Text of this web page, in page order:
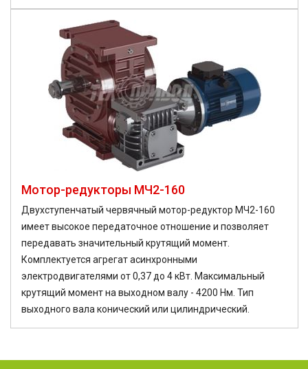
Мотор-редукторы МЧ2-160
Двухступенчатый червячный мотор-редуктор МЧ2-160
имеет высокое передаточное отношение и позволяет
передавать значительный крутящий момент.
Комплектуется агрегат асинхронными
электродвигателями от 0,37 до 4 кВт. Максимальный
крутящий момент на выходном валу - 4200 Нм. Тип
выходного вала конический или цилиндрический.